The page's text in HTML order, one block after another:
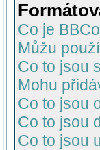
Co je
Můžu
Co to jsou
Mohu
Co to jsou
Co to jsou
Co to jsou